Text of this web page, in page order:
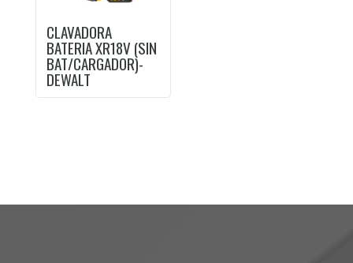
CLAVADORA
BATERIA XR18V (SIN
BAT/CARGADOR)-
DEWALT